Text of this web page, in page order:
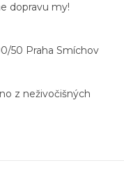
dopravu my!
50 Praha Smíchov
z neživočišných